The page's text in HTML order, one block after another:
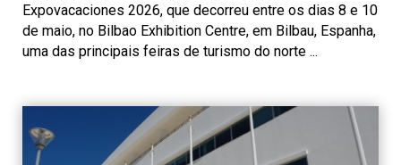
Expovacaciones 2026, que decorreu entre os dias 8 e 10
de maio, no Bilbao Exhibition Centre, em Bilbau, Espanha,
uma das principais feiras de turismo do norte ...